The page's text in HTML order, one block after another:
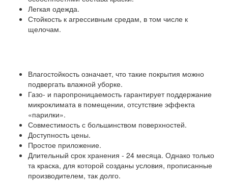
Легкая одежда.
Стойкость к агрессивным средам, в том числе к
щелочам.
Влагостойкость означает, что такие покрытия можно
подвергать влажной уборке.
Газо- и паропроницаемость гарантирует поддержание
микроклимата в помещении, отсутствие эффекта
«парилки».
Совместимость с большинством поверхностей.
Доступность цены.
Простое приложение.
Длительный срок хранения - 24 месяца. Однако только
та краска, для которой созданы условия, прописанные
производителем, так долго.